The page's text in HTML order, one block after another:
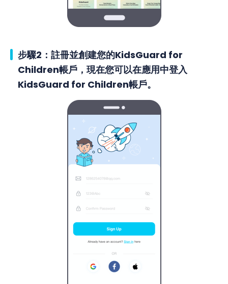
步驟2：註冊並創建您的KidsGuard for
Children帳戶，現在您可以在應用中登入
KidsGuard for Children帳戶。